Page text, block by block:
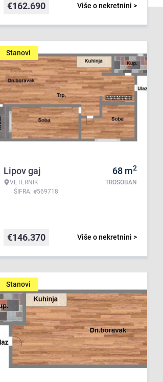
Više o nekretnini >
€162.690
Stanovi
Lipov gaj
VETERNIK
ŠIFRA: #569718
68 m2
TROSOBAN
Više o nekretnini >
€146.370
Stanovi